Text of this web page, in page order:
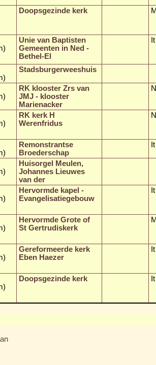
Doopsgezinde kerk
Unie van Baptisten
Gemeenten in Ned -
Bethel-El
Stadsburgerweeshuis
RK klooster Zrs van
JMJ - klooster
Marienacker
RK kerk H
Werenfridus
Remonstrantse
Broederschap
Huisorgel Meulen,
Johannes Lieuwes
van der
Hervormde kapel -
Evangelisatiegebouw
Hervormde Grote of
St Gertrudiskerk
Gereformeerde kerk
Eben Haezer
Doopsgezinde kerk